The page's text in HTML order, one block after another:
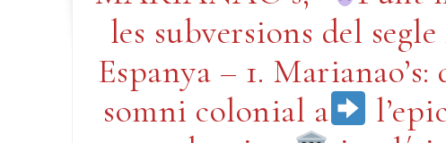
les subversions del
Espanya – 1. Marianao’s:
somni colonial a